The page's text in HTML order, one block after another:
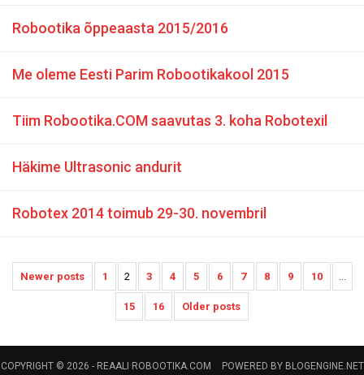
Robootika õppeaasta 2015/2016
Me oleme Eesti Parim Robootikakool 2015
Tiim Robootika.COM saavutas 3. koha Robotexil
Häkime Ultrasonic andurit
Robotex 2014 toimub 29-30. novembril
Newer posts 1 2 3 4 5 6 7 8 9 10 ...
15 16 Older posts
COPYRIGHT © 2026 - REAALI ROBOOTIKA.COM POWERED BY BLOGENGINE.NET